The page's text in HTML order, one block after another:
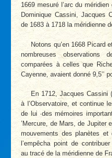
1669 mesuré l’arc du
Dominique Cassini, Jacques
de 1683 à 1718 la méridienne
Notons qu’en 1668 Picard
nombreuses observations
comparées à celles que
Cayenne, avaient donné 9,5’’
En 1712, Jacques Cassini
à l’Observatoire, et continue
de lui ·des mémoires
’Mercure, de Mars, de Jupiter
mouvements des planètes
l’empêcha point de
au tracé de la méridienne de